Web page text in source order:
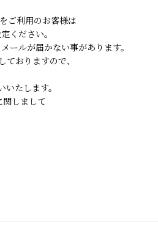
利用のお客様は
ください。
ールが届かない事があります。
おりますので、
たします。
しまして